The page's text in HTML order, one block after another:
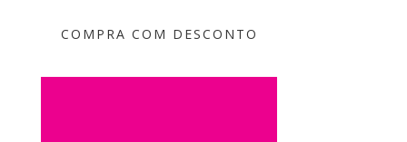
COMPRA COM DESCONTO